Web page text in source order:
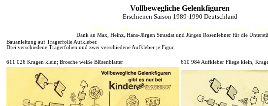
Vollbewegliche Gelenkfiguren
Erschienen Saison 1989-1990 Deutschland
HJFHenze - Helmut´s Sammlerseiten - Ue-Ei-Kat - FF-Kat (Helmut J.F.Henze)
Dank an Max, Heinz, Hans-Jürgen Strasdat und Jürgen Rosenlehner für die
Bauanleitung auf Trägerfolie Aufkleber.
Drei verschiedene Trägerfolien und zwei verschiedene Aufkleber je Figur.
611 026 Kragen klein; Brosche weiße Blütenblätter 610 984 Aufkleber Fliege klein,